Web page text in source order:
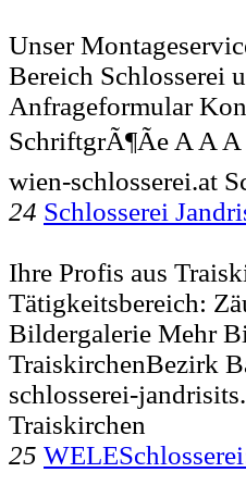
Unser
Bereich Schlosserei
Anfrageformular
SchriftgrÃ¶Ãe A A
wien-schlosserei.at
24 Schlosserei
Ihre Profis aus
Tätigkeitsbereich:
Bildergalerie Mehr
TraiskirchenBezirk
schlosserei-
Traiskirchen
25